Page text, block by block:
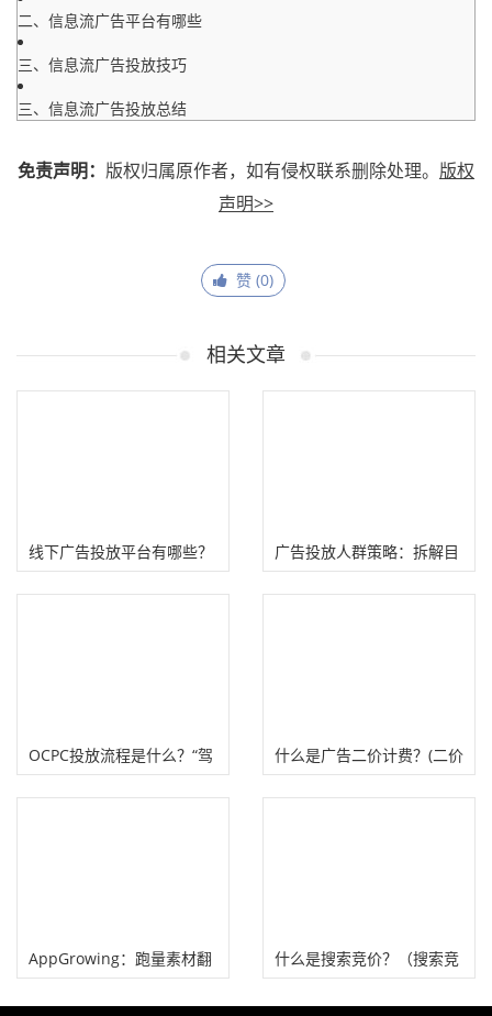
二、信息流广告平台有哪些
三、信息流广告投放技巧
三、信息流广告投放总结
免责声明： 版权归属原作者，如有侵权联系删除处理。 版权
声明>>
赞 (0)
相关文章
线下广告投放平台有哪些？
(主流广告投放渠道介绍）
广告投放人群策略：拆解目
标受众提升投放效率！
OCPC投放流程是什么？“驾
驭”OCPC广告投放技巧！
什么是广告二价计费？(二价
计费何时变一价计费）
AppGrowing：跑量素材翻
什么是搜索竞价？（搜索竞